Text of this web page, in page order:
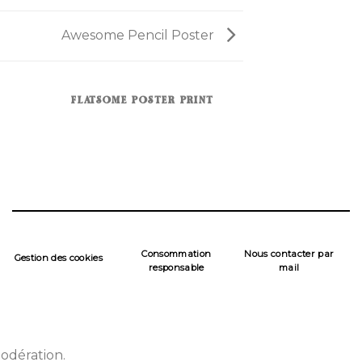
Awesome Pencil Poster
FLATSOME POSTER PRINT
Gestion des cookies
Consommation
responsable
Nous contacter par
mail